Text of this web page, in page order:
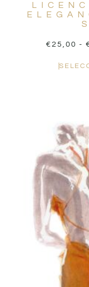
€25,00 -